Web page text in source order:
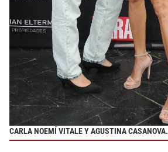
CARLA NOEMÍ VITALE Y AGUSTINA CASANOVA.